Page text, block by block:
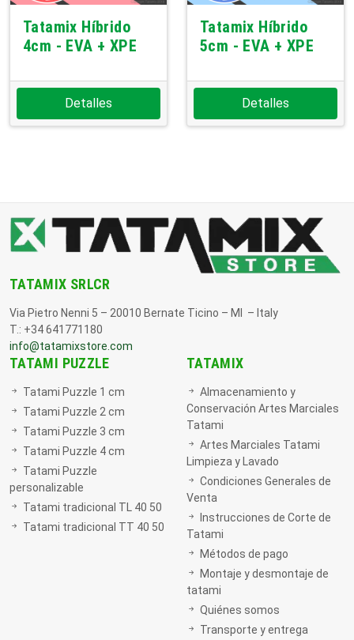
Tatamix Híbrido
4cm - EVA + XPE
Detalles
Tatamix Híbrido
5cm - EVA + XPE
Detalles
TATAMIX SRLCR
Via Pietro Nenni 5 – 20010 Bernate Ticino – MI – Italy
T.: +34 641771180
info@tatamixstore.com
TATAMI PUZZLE
Tatami Puzzle 1 cm
Tatami Puzzle 2 cm
Tatami Puzzle 3 cm
Tatami Puzzle 4 cm
Tatami Puzzle
personalizable
Tatami tradicional TL 40 50
Tatami tradicional TT 40 50
TATAMIX
Almacenamiento y
Conservación Artes Marciales
Tatami
Artes Marciales Tatami
Limpieza y Lavado
Condiciones Generales de
Venta
Instrucciones de Corte de
Tatami
Métodos de pago
Montaje y desmontaje de
tatami
Quiénes somos
Transporte y entrega